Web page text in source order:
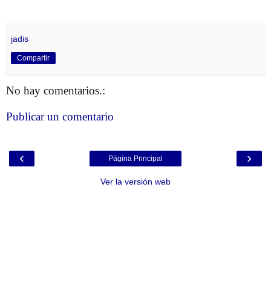
jadis
Compartir
No hay comentarios.:
Publicar un comentario
‹ ›
Página Principal
Ver la versión web